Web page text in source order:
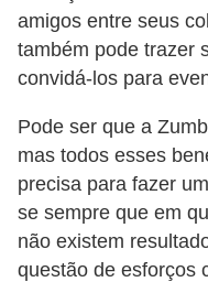
amigos entre seus
também pode trazer
convidá-los para
Pode ser que a
mas todos esses
precisa para fazer
se sempre que em
não existem
questão de esforços